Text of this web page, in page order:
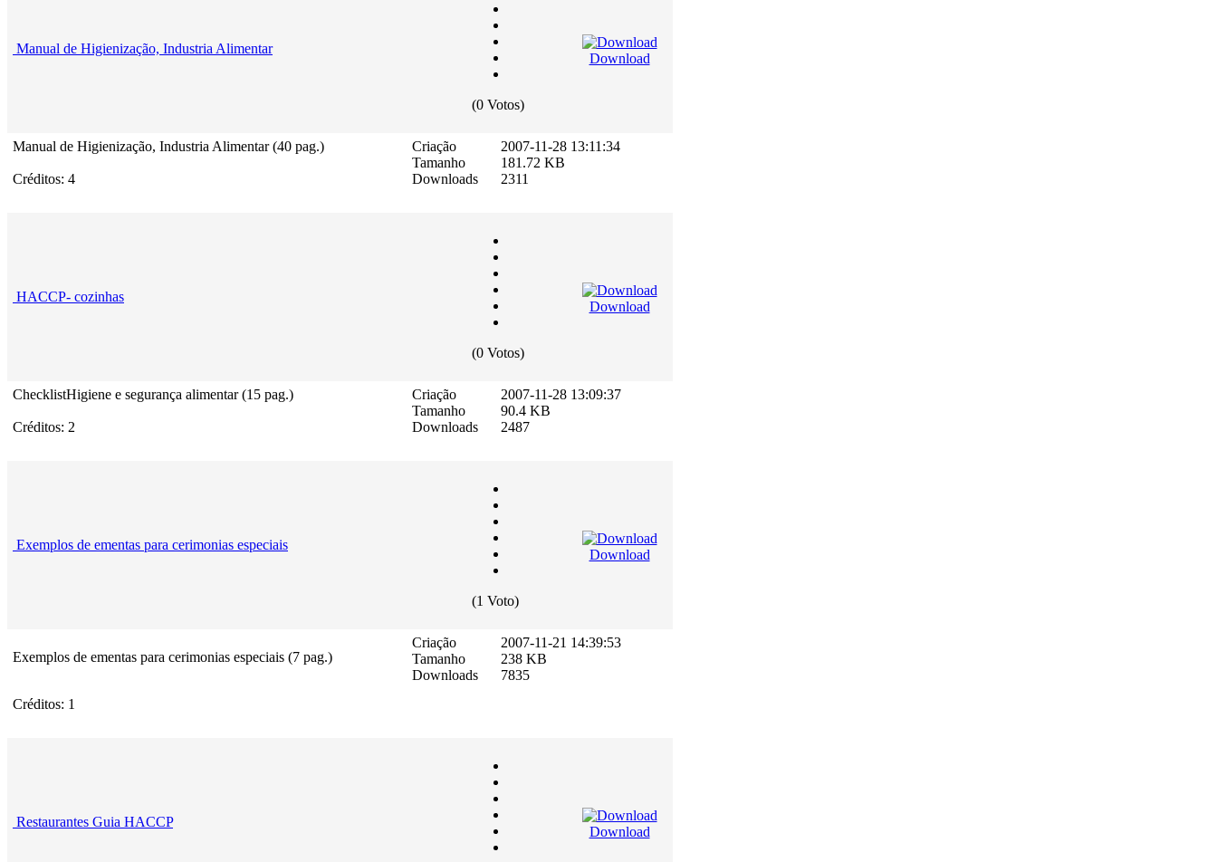
Manual de Higienização, Industria Alimentar
(0 Votos)
Download
Manual de Higienização, Industria Alimentar (40 pag.)
Créditos: 4
Criação
Tamanho
Downloads
2007-11-28 13:11:34
181.72 KB
2311
HACCP- cozinhas
(0 Votos)
Download
ChecklistHigiene e segurança alimentar (15 pag.)
Créditos: 2
Criação
Tamanho
Downloads
2007-11-28 13:09:37
90.4 KB
2487
Exemplos de ementas para cerimonias especiais
(1 Voto)
Download
Exemplos de ementas para cerimonias especiais (7 pag.)
Créditos: 1
Criação
Tamanho
Downloads
2007-11-21 14:39:53
238 KB
7835
Restaurantes Guia HACCP
Download